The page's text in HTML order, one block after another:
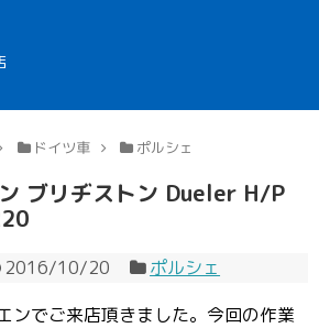
ドイツ車 ポルシェ
ブリヂストン Dueler H/P
2016/10/20
ポルシェ
ンでご来店頂きました。今回の作業